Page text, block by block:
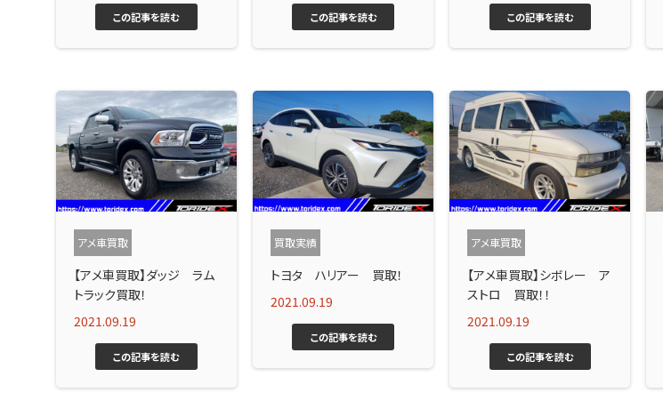
この記事を読む この記事を読む この記事を読む
アメ車買取
【アメ車買取】ダッジ ラム
トラック買取！
2021.09.19
この記事を読む
買取実績
トヨタ ハリアー 買取！
2021.09.19
この記事を読む
アメ車買取
【アメ車買取】シボレー ア
ストロ 買取！！
2021.09.19
この記事を読む